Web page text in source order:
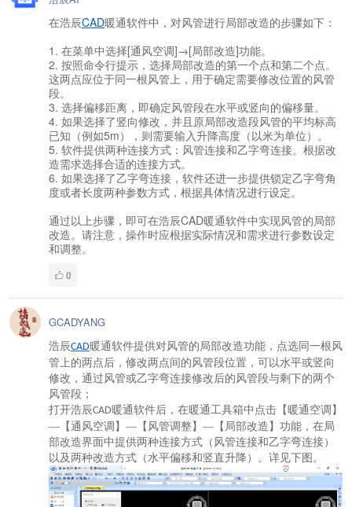
在浩辰CAD暖通软件中，对风管进行局部改造的步骤如下：
1. 在菜单中选择[通风空调]→[局部改造]功能。
2. 按照命令行提示，选择局部改造的第一个点和第二个点。
这两点应位于同一根风管上，用于确定需要修改位置的风管
段。
3. 选择偏移距离，即确定风管段在水平或竖向的偏移量。
4. 如果选择了竖向修改，并且原局部改造段风管的平均标高
已知（例如5m），则需要输入升降高度（以米为单位）。
5. 软件提供两种连接方式：风管连接和乙字弯连接。根据改
造需求选择合适的连接方式。
6. 如果选择了乙字弯连接，软件还进一步提供锁定乙字弯角
度或者长度两种参数方式，根据具体情况进行设定。
通过以上步骤，即可在浩辰CAD暖通软件中实现风管的局部
改造。请注意，操作时应根据实际情况和需求进行参数设定
和调整。
0
GCADYANG
浩辰CAD暖通软件提供对风管的局部改造功能，点选同一根风
管上的两点后，修改两点间的风管段位置，可以水平或竖向
修改，通过风管或乙字弯连接修改后的风管段与剩下的两个
风管段；
打开浩辰CAD暖通软件后，在暖通工具箱中点击【暖通空调】
—【通风空调】—【风管调整】—【局部改造】功能，在局
部改造界面中提供两种连接方式（风管连接和乙字弯连接）
以及两种改造方式（水平偏移和竖直升降）。详见下图。